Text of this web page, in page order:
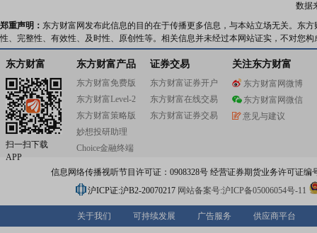
数据
郑重声明： 东方财富网发布此信息的目的在于传播更多信息，与本站立场无关。东
性、完整性、有效性、及时性、原创性等。相关信息并未经过本网站证实，不对您
东方财富
扫一扫下载
APP
东方财富产品
东方财富免费版
东方财富Level-2
东方财富策略版
妙想投研助理
Choice金融终端
证券交易
东方财富证券开户
东方财富在线交易
东方财富证券交易
关注东方财富
东方财富网微博
东方财富网微信
意见与建议
信息网络传播视听节目许可证：0908328号 经营证券期货业务许可证编
沪ICP证:沪B2-20070217 网站备案号:沪ICP备05006054号-11
关于我们 可持续发展 广告服务 供应商平台